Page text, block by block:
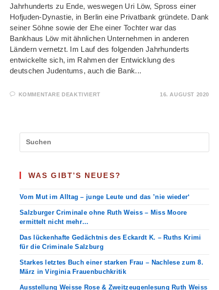
Jahrhunderts zu Ende, weswegen Uri Löw, Spross einer
Hofjuden-Dynastie, in Berlin eine Privatbank gründete. Dank
seiner Söhne sowie der Ehe einer Tochter war das
Bankhaus Löw mit ähnlichen Unternehmen in anderen
Ländern vernetzt. Im Lauf des folgenden Jahrhunderts
entwickelte sich, im Rahmen der Entwicklung des
deutschen Judentums, auch die Bank...
KOMMENTARE DEAKTIVIERTFÜR
16. AUGUST 2020
WAS GIBT’S NEUES?
Vom Mut im Alltag – junge Leute und das ’nie wieder‘
Salzburger Criminale ohne Ruth Weiss – Miss Moore
ermittelt nicht mehr…
Das lückenhafte Gedächtnis des Eckardt K. – Ruths Krimi
für die Criminale Salzburg
Starkes letztes Buch einer starken Frau – Nachlese zum 8.
März in Virginia Frauenbuchkritik
Ausstellung Weisse Rose & Zweitzeugenlesung Ruth Weiss